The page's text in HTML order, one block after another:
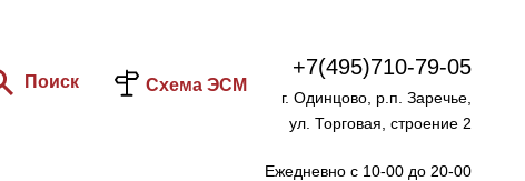
Поиск Схема ЭСМ
+7(495)710-79-05
г. Одинцово, р.п. Заречье,
ул. Торговая, строение 2
Ежедневно с 10-00 до 20-00